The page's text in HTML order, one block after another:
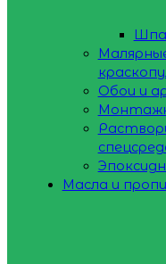
Обои и
Масла и